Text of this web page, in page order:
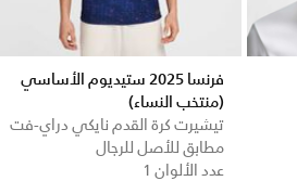
فرنسا 2025 ستيديوم الأساسي
(منتخب النساء)
تيشيرت كرة القدم نايكي دراي-فت
مطابق للأصل للرجال
عدد الألوان 1